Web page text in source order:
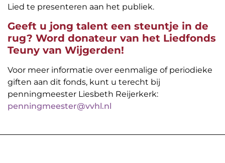
Lied te presenteren aan het publiek.
Geeft u jong talent een steuntje in de
rug? Word donateur van het Liedfonds
Teuny van Wijgerden!
Voor meer informatie over eenmalige of periodieke
giften aan dit fonds, kunt u terecht bij
penningmeester Liesbeth Reijerkerk:
penningmeester@vvhl.nl